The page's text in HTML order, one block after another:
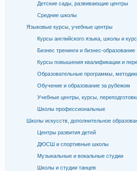
Детские сады, развивающие центры
Средние школы
Языковые курсы, учебные центры
Курсы английского языка, школы и
Бизнес тренинги и бизнес-образование
Курсы повышения квалификации и
Образовательные программы,
Обучение и образование за рубежом
Учебные центры, курсы,
Школы профессиональные
Школы искусств, дополнительное
Центры развития детей
ДЮСШ и спортивные школы
Музыкальные и вокальные студии
Школы и студии танцев